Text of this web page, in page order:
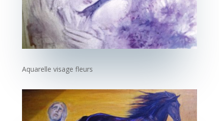
Aquarelle visage fleurs